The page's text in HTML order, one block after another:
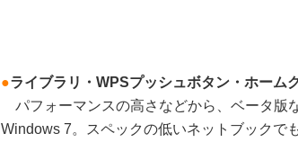
●ライブラリ・WPSプッシュボタン・ホーム
パフォーマンスの高さなどから、ベータ版
Windows 7。スペックの低いネットブックで